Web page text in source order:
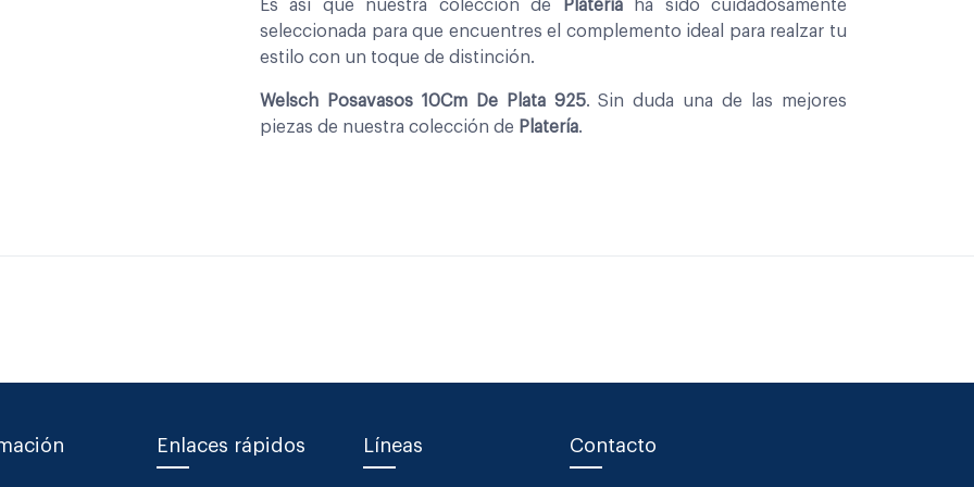
Es asi que nuestra coleccion de Plateríaha sido cuidadosamente
seleccionada para que encuentres el complemento ideal para realzar tu
estilo con un toque de distinción.
Welsch Posavasos 10Cm De Plata 925. Sin duda una de las mejores
piezas de nuestra colección de Platería.
Enlaces rápidos Líneas Contacto